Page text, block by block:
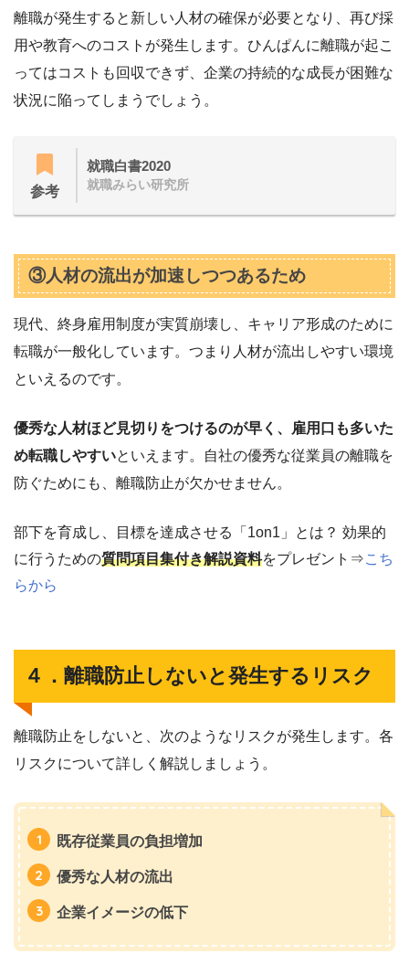
離職が発生すると新しい人材の確保が必要となり、再び採
用や教育へのコストが発生します。ひんぱんに離職が起こ
ってはコストも回収できず、企業の持続的な成長が困難な
状況に陥ってしまうでしょう。
参考
就職白書2020
就職みらい研究所
③人材の流出が加速しつつあるため
現代、終身雇用制度が実質崩壊し、キャリア形成のために
転職が一般化しています。つまり人材が流出しやすい環境
といえるのです。
優秀な人材ほど見切りをつけるのが早く、雇用口も多いた
め転職しやすいといえます。自社の優秀な従業員の離職を
防ぐためにも、離職防止が欠かせません。
部下を育成し、目標を達成させる「1on1」とは？ 効果的
に行うための質問項目集付き解説資料をプレゼント⇒こち
らから
４．離職防止しないと発生するリスク
離職防止をしないと、次のようなリスクが発生します。各
リスクについて詳しく解説しましょう。
既存従業員の負担増加
優秀な人材の流出
企業イメージの低下